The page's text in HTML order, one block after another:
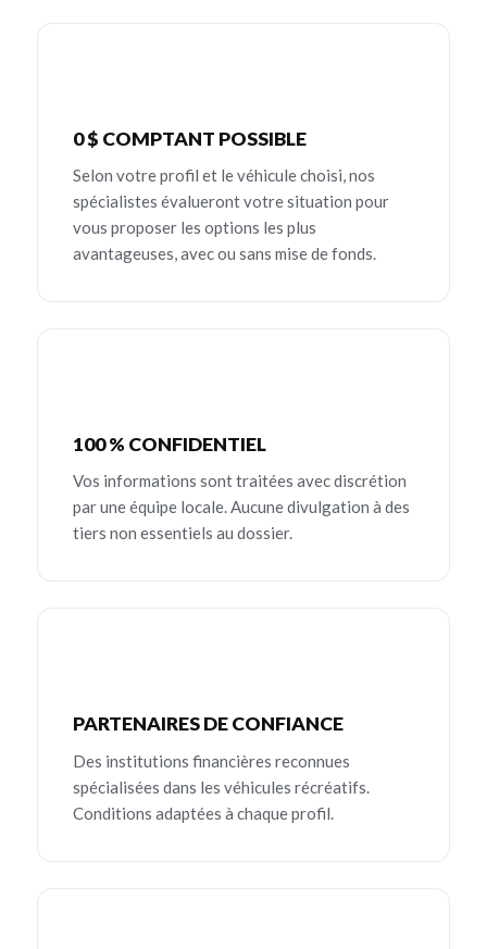
0 $ COMPTANT POSSIBLE
Selon votre profil et le véhicule choisi, nos
spécialistes évalueront votre situation pour
vous proposer les options les plus
avantageuses, avec ou sans mise de fonds.
100 % CONFIDENTIEL
Vos informations sont traitées avec discrétion
par une équipe locale. Aucune divulgation à des
tiers non essentiels au dossier.
PARTENAIRES DE CONFIANCE
Des institutions financières reconnues
spécialisées dans les véhicules récréatifs.
Conditions adaptées à chaque profil.